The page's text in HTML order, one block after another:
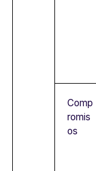
Comp
romis
os